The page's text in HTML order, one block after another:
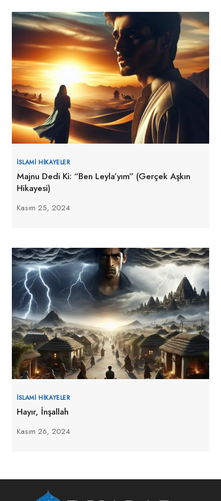
İSLAMI HIKAYELER
Majnu Dedi Ki: “Ben Leyla’yım” (Gerçek Aşkın
Hikayesi)
Kasım 25, 2024
İSLAMI HIKAYELER
Hayır, İnşallah
Kasım 26, 2024